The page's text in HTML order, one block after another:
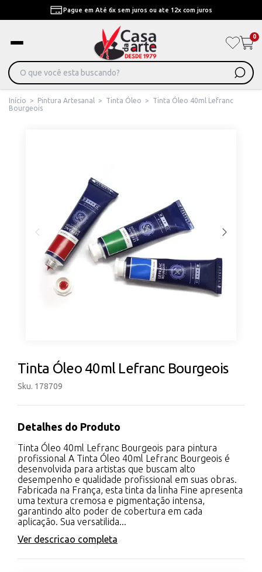
Pague em Até 6x sem juros ou ate 12x com juros
0
Início > Pintura Artesanal > Tinta Óleo >
Tinta Óleo 40ml Lefranc
Bourgeois
Tinta Óleo 40ml Lefranc Bourgeois
Sku. 178709
Detalhes do Produto
Tinta Óleo 40ml Lefranc Bourgeois para pintura
profissional A Tinta Óleo 40ml Lefranc Bourgeois é
desenvolvida para artistas que buscam alto
desempenho e qualidade profissional em suas obras.
Fabricada na França, esta tinta da linha Fine apresenta
uma textura cremosa e pigmentação intensa,
garantindo alto poder de cobertura em cada
aplicação. Sua versatilida...
Ver descricao completa